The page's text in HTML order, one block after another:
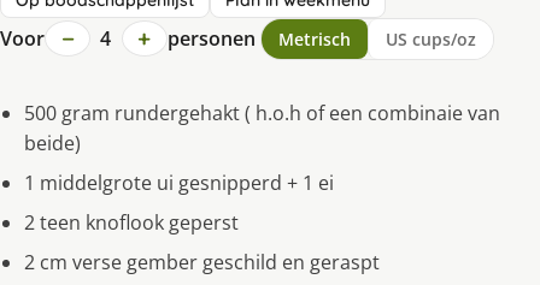
Voor − 4 + personen Metrisch US cups/oz
500 gram rundergehakt ( h.o.h of een combinaie van
beide)
1 middelgrote ui gesnipperd + 1 ei
2 teen knoflook geperst
2 cm verse gember geschild en geraspt